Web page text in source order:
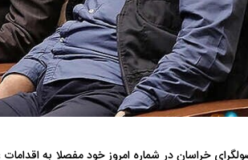
فضاپیمای «استارشیپ» ایلان